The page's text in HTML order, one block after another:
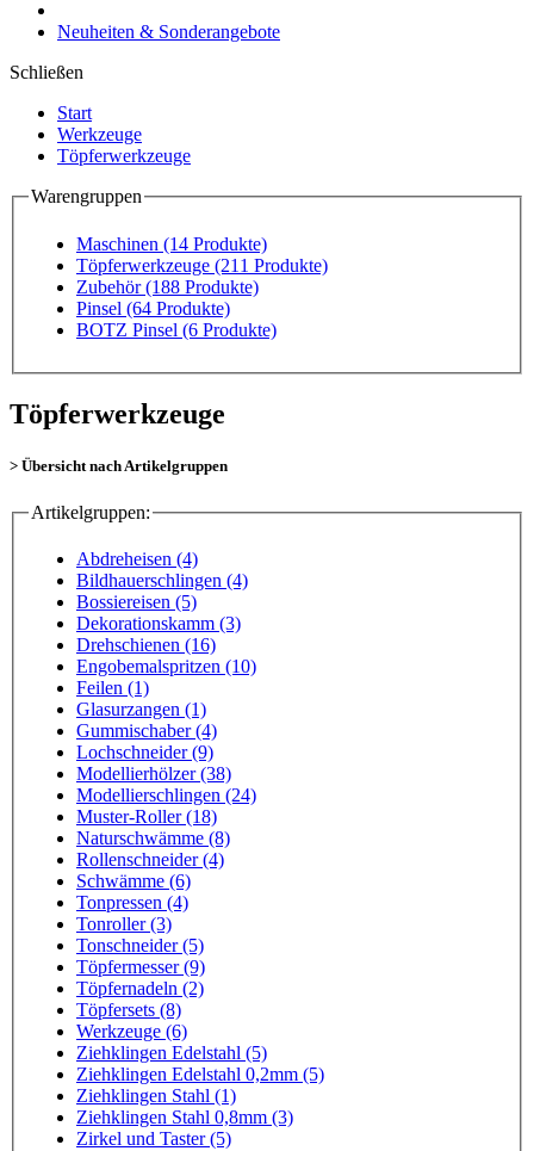
Neuheiten & Sonderangebote
Schließen
Start
Werkzeuge
Töpferwerkzeuge
Warengruppen
Maschinen (14 Produkte)
Töpferwerkzeuge (211 Produkte)
Zubehör(188 Produkte)
Pinsel (64 Produkte)
BOTZ Pinsel (6 Produkte)
Töpferwerkzeuge
> Übersicht nach Artikelgruppen
Artikelgruppen:
Abdreheisen (4)
Bildhauerschlingen (4)
Bossiereisen (5)
Dekorationskamm (3)
Drehschienen (16)
Engobemalspritzen (10)
Feilen (1)
Glasurzangen (1)
Gummischaber (4)
Lochschneider (9)
Modellierhölzer (38)
Modellierschlingen (24)
Muster-Roller (18)
Naturschwämme (8)
Rollenschneider (4)
Schwämme (6)
Tonpressen (4)
Tonroller (3)
Tonschneider (5)
Töpfermesser (9)
Töpfernadeln (2)
Töpfersets (8)
Werkzeuge (6)
Ziehklingen Edelstahl (5)
Ziehklingen Edelstahl 0,2mm (5)
Ziehklingen Stahl (1)
Ziehklingen Stahl 0,8mm (3)
Zirkel und Taster (5)